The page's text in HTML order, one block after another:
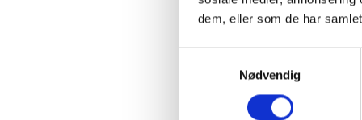
dem, eller som de har
Nødvendig
469,-
Vinsj, 900
Finnes på lager i